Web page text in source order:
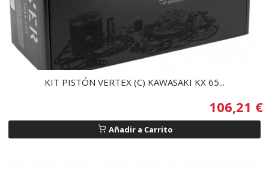
KIT PISTÓN VERTEX (C) KAWASAKI KX 65...
106,21 €
Añadir a Carrito